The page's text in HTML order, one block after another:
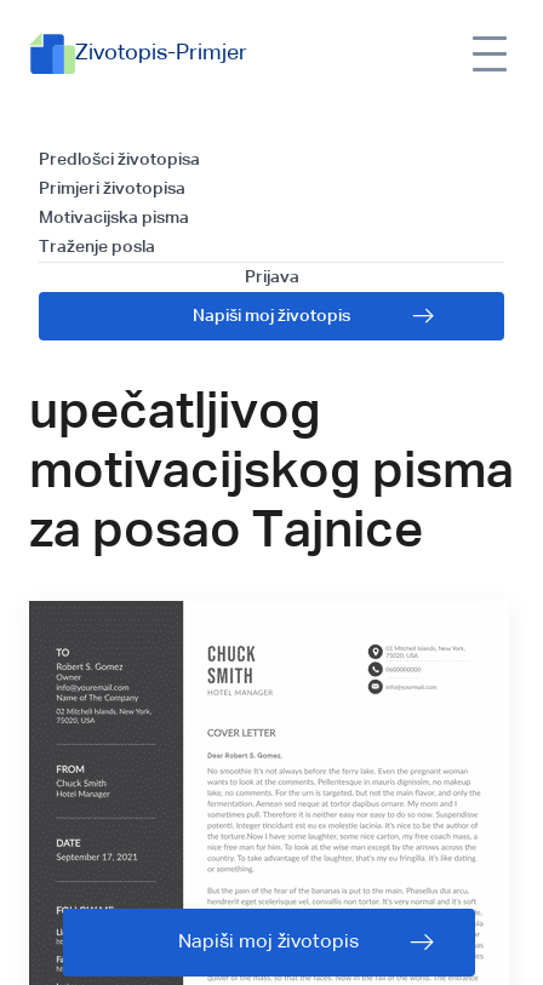
Zivotopis-Primjer
Predlošci životopisa
Primjeri životopisa
Motivacijska pisma
Traženje posla
Prijava
Napiši moj životopis
Otkrijte moć
privlačnih
predlošaka: Savjeti
za pisanje
upečatljivog
motivacijskog pisma
za posao Tajnice
Napiši moj životopis